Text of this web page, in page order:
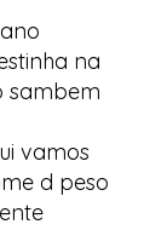
na
sambem
vamos
d peso